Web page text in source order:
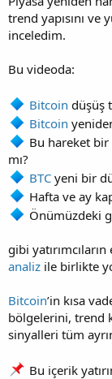
t
a
n
r
trend yapısını
inceledim.
Bu videoda:
Bitcoin düşüş
Bitcoin
Bu hareket bir
mı?
BTC yeni bir
Hafta ve ay
Önümüzdeki
gibi
analiz ile birlikte
Bitcoin’in kısa
bölgelerini, trend
sinyalleri tüm
Bu içerik